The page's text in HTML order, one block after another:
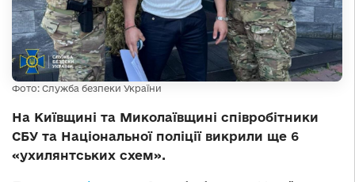
Фото: Служба безпеки України
На Київщині та Миколаївщині співробітники
СБУ та Національної поліції викрили ще 6
«ухилянтських схем».